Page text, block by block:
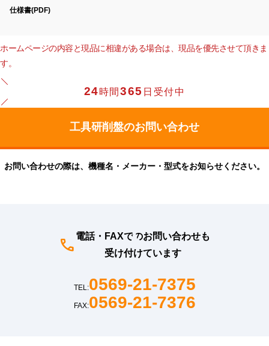
仕様書(PDF)
ホームページの内容と現品に相違がある場合は、現品を優先させて頂きま
す。
24時間365 日受付中
お問い合わせの際は、機種名・メーカー・型式をお知らせください。
電話・FAXでのお問い合わせも
受け付けています
TEL:0569-21-7375
FAX:0569-21-7376